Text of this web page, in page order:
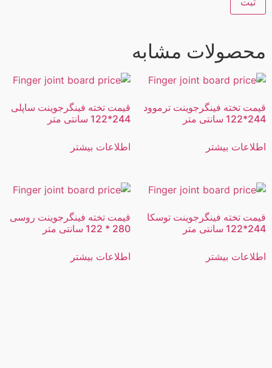
محصولات مشابه
قیمت تخته فینگرجوینت ترموود
244*122 سانتی متر
اطلاعات بیشتر
قیمت تخته فینگرجوینت ساپلی
244*122 سانتی متر
اطلاعات بیشتر
قیمت تخته فینگرجوینت توسکا
244*122 سانتی متر
اطلاعات بیشتر
قیمت تخته فینگرجوینت روسی
280 * 122 سانتی متر
اطلاعات بیشتر